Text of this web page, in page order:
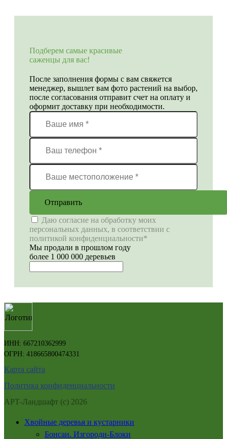
Подберем самые красивые
саженцы для вас!
После заполнения формы с вам свяжется
менеджер, вышлет вам фото растений на выбор,
после согласования отправит счет на оплату и
оформит доставку при необходимости.
Отправить
Даю согласие на обработку моих
персональных данных, в соответствии с
политикой конфиденциальности*
Мы продали в прошлом году
более 1 000 000 деревьев
ИНН: 667210362999
ОГРН: 418665800474331
Карта сайта
Политика конфиденциальности
АРТ-Ландшафт (с) 2026
Хвойные деревья и кустарники
Бонсаи. Изгороди-Блоки